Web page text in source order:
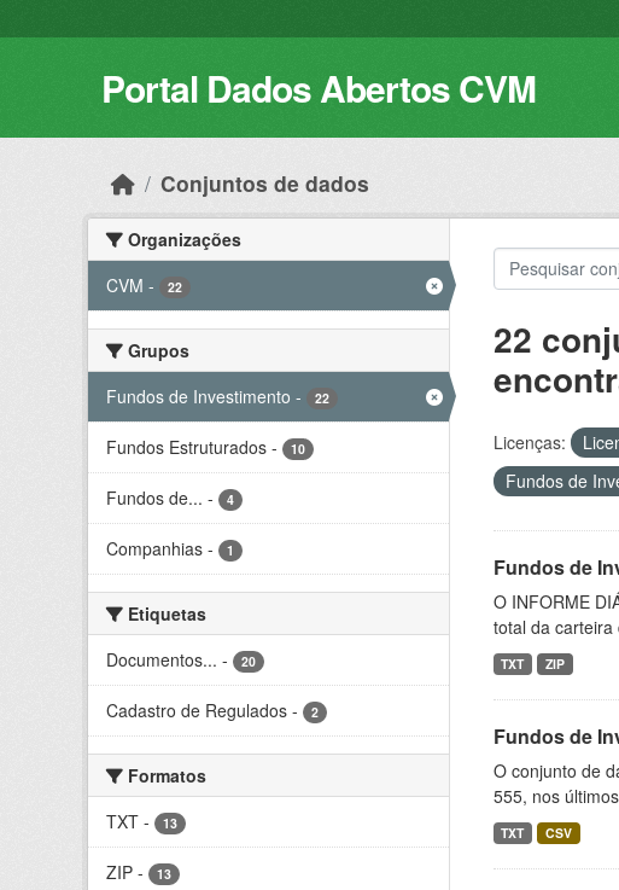
Portal Dados Abertos CVM
Conjuntos de dados
Organizações
CVM - 22
Grupos
Fundos de Investimento - 22
Fundos Estruturados - 10
Fundos de... - 4
Companhias - 1
Etiquetas
Documentos... - 20
Cadastro de Regulados - 2
Formatos
TXT - 13
ZIP - 13
22
Licenças:
Fundos de
Fundos de
O INFORME
total da carteira
TXT ZIP
Fundos de
O conjunto de
555, nos
TXT CSV